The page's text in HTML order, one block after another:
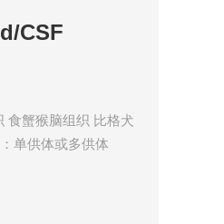
CSF
食蟹猴脑组织 比格犬
单供体或多供体